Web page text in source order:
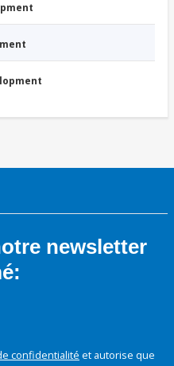
newsletter
confidentialité et autorise que